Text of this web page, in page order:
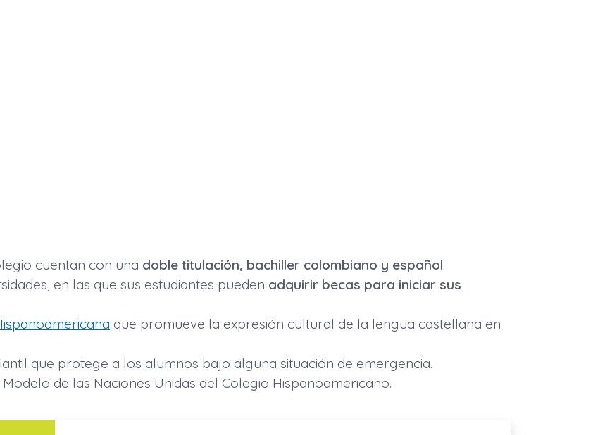
cuentan con una doble titulación, bachiller colombiano y español.
en las que sus estudiantes pueden adquirir becas para iniciar sus
que promueve la expresión cultural de la lengua castellana en
que protege a los alumnos bajo alguna situación de emergencia.
de las Naciones Unidas del Colegio Hispanoamericano.